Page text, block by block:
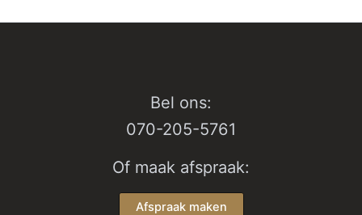
Bel ons:
070-205-5761
Of maak afspraak:
Afspraak maken